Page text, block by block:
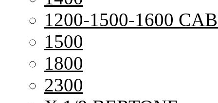
1200-1500-1600
1500
1800
2300